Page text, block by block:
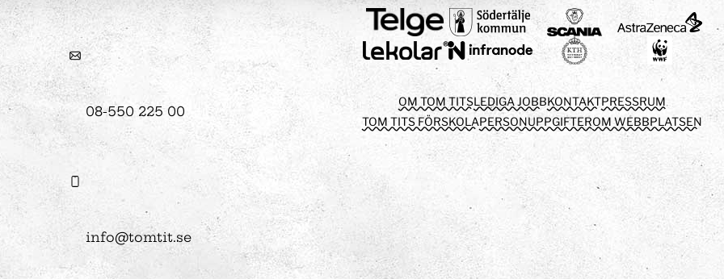
Konst
Ljusinstallationen Stella
08-550 225 00
info@tomtit.se
OM TOM TITSLEDIGA JOBBKONTAKTPRESSRUM
TOM TITS FÖRSKOLAPERSONUPPGIFTEROM WEBBPLATSEN